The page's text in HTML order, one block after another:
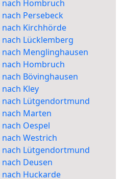
nach Hombruch
Persebeck
nach Kirchhörde
Lücklemberg
nach Menglinghausen
nach Hombruch
Bövinghausen
Kley
nach Lütgendortmund
nach Marten
Oespel
Westrich
nach Lütgendortmund
Deusen
nach Huckarde